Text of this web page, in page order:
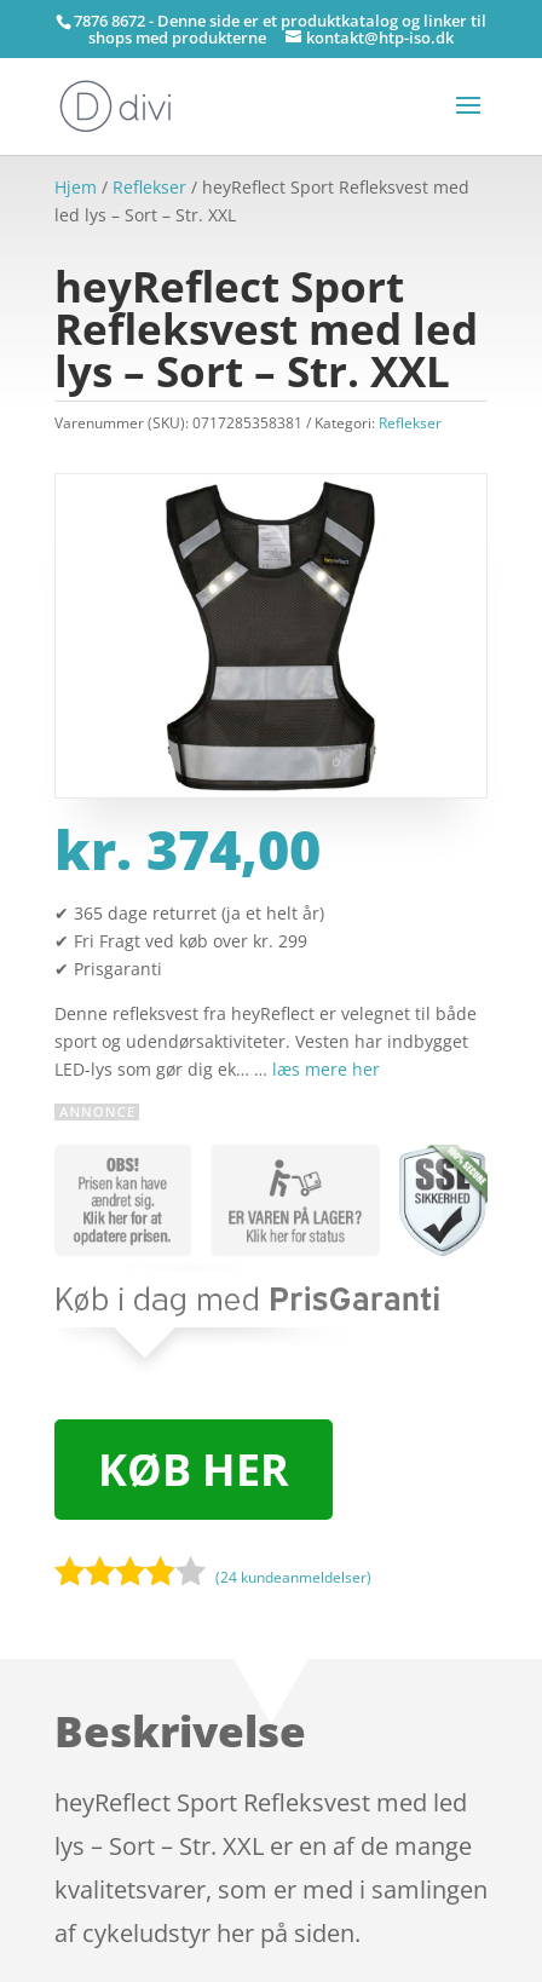
7876 8672 - Denne side er et produktkatalog og linker til
shops med produkterne kontakt@htp-iso.dk
Hjem / Reflekser/ heyReflect Sport Refleksvest med
led lys – Sort – Str. XXL
heyReflect Sport
Refleksvest med led
lys – Sort – Str. XXL
Varenummer (SKU):0717285358381 Kategori: Reflekser
kr. 374,00
✔ 365 dage returret (ja et helt år)
✔ Fri Fragt ved køb over kr. 299
✔ Prisgaranti
Denne refleksvest fra heyReflect er velegnet til både
sport og udendørsaktiviteter. Vesten har indbygget
LED-lys som gør dig ek… … læs mere her
KØB HER
på
ømmels
er
(24 kundeanmeldelser)
Beskrivelse
heyReflect Sport Refleksvest med led
lys – Sort – Str. XXL er en af de mange
kvalitetsvarer, som er med i samlingen
af cykeludstyr her på siden.